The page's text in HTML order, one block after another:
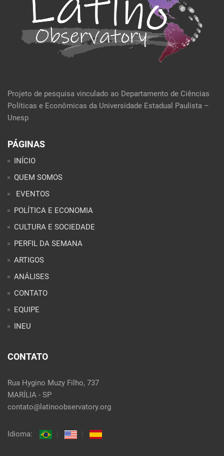
Projeto de pesquisa vinculado ao Departamento de Ciências
Políticas e Econômicas da Universidade Estadual Paulista –
Unesp
PÁGINAS
INÍCIO
QUEM SOMOS
EVENTOS
POLÍTICA E ECONOMIA
CULTURA E SOCIEDADE
PERFIL DA SEMANA
ARTIGOS
ANÁLISES
CONTATO
EQUIPE
INEU
CONTATO
Rua Hygino Muzy Filho, 737
MARÍLIA - SP
contato@latinoobservatory.org
Idioma: